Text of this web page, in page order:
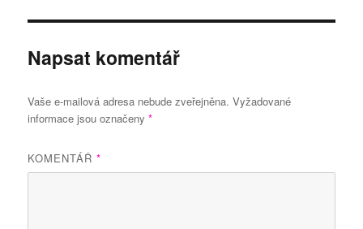
Napsat komentář
Vaše e-mailová adresa nebude zveřejněna. Vyžadované
informace jsou označeny*
KOMENTÁŘ*